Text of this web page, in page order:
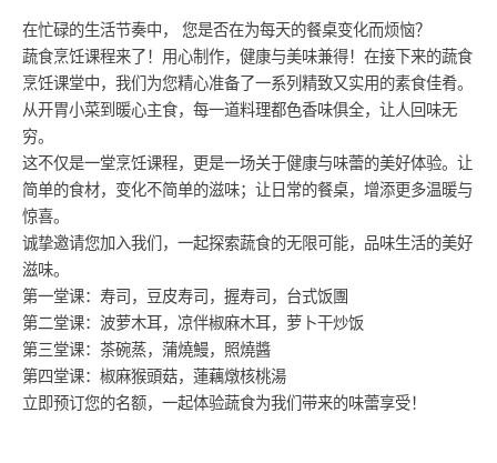
在忙碌的生活节奏中， 您是否在为每天的餐桌变化而烦恼？
蔬食烹饪课程来了！用心制作，健康与美味兼得！在接下来的蔬食
烹饪课堂中，我们为您精心准备了一系列精致又实用的素食佳肴。
从开胃小菜到暖心主食，每一道料理都色香味俱全，让人回味无
穷。
这不仅是一堂烹饪课程，更是一场关于健康与味蕾的美好体验。让
简单的食材，变化不简单的滋味；让日常的餐桌，增添更多温暖与
惊喜。
诚挚邀请您加入我们，一起探索蔬食的无限可能，品味生活的美好
滋味。
第一堂课：寿司，豆皮寿司，握寿司，台式饭團
第二堂课：波萝木耳，凉伴椒麻木耳，萝卜干炒饭
第三堂课：茶碗蒸，蒲燒鰻，照燒醬
第四堂课：椒麻猴頭菇，蓮藕燉核桃湯
立即预订您的名额，一起体验蔬食为我们带来的味蕾享受！